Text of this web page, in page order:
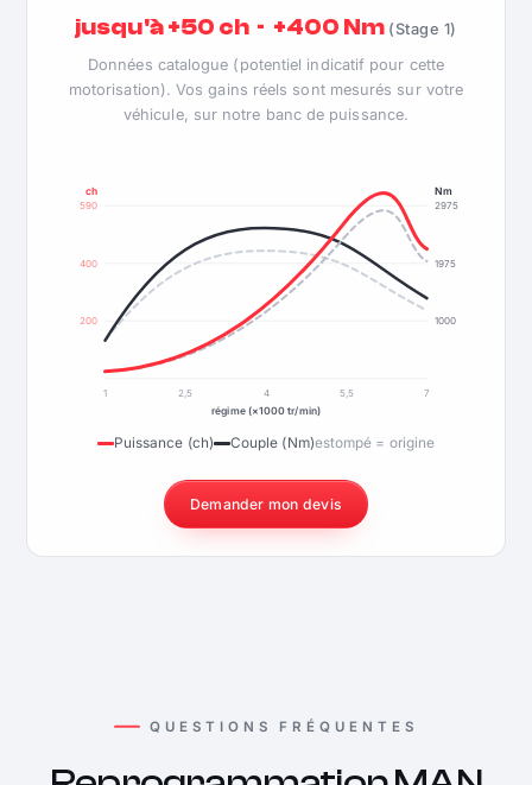
jusqu'à +50 ch · +400 Nm (Stage 1)
Données catalogue (potentiel indicatif pour cette
motorisation). Vos gains réels sont mesurés sur votre
véhicule, sur notre banc de puissance.
200
400
590
1000
1975
2975
ch Nm
1 2,5 4 5,5
7
régime (×1000 tr/min)
Puissance (ch) Couple (Nm)estompé = origine
Demander mon devis
QUESTIONS FRÉQUENTES